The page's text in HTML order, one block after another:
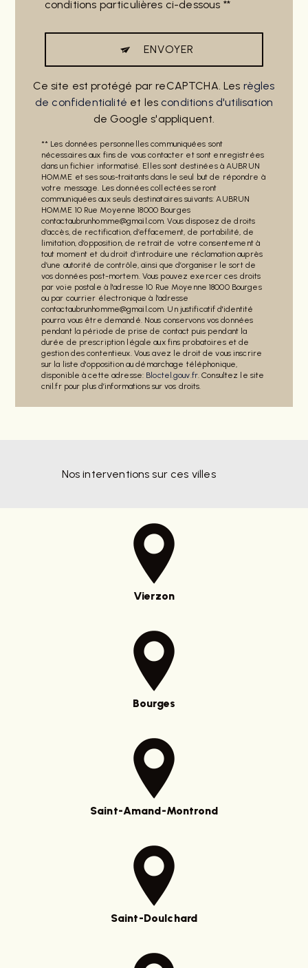
conditions particulières ci-dessous **
ENVOYER
Ce site est protégé par reCAPTCHA. Les règles
de confidentialité et les conditions d'utilisation
de Google s'appliquent.
** Les données personnelles communiquées sont
nécessaires aux fins de vous contacter et sont enregistrées
dans un fichier informatisé. Elles sont destinées à AUBRUN
HOMME et ses sous-traitants dans le seul but de répondre à
votre message. Les données collectées seront
communiquées aux seuls destinataires suivants: AUBRUN
HOMME 10 Rue Moyenne 18000 Bourges
contactaubrunhomme@gmail.com. Vous disposez de droits
d’accès, de rectification, d’effacement, de portabilité, de
limitation, d’opposition, de retrait de votre consentement à
tout moment et du droit d’introduire une réclamation auprès
d’une autorité de contrôle, ainsi que d’organiser le sort de
vos données post-mortem. Vous pouvez exercer ces droits
par voie postale à l'adresse 10 Rue Moyenne 18000 Bourges
ou par courrier électronique à l'adresse
contactaubrunhomme@gmail.com. Un justificatif d'identité
pourra vous être demandé. Nous conservons vos données
pendant la période de prise de contact puis pendant la
durée de prescription légale aux fins probatoires et de
gestion des contentieux. Vous avez le droit de vous inscrire
sur la liste d'opposition au démarchage téléphonique,
disponible à cette adresse: Bloctel.gouv.fr. Consultez le site
cnil.fr pour plus d’informations sur vos droits.
Nos interventions sur ces villes
Vierzon
Bourges
Saint-Amand-Montrond
Saint-Doulchard